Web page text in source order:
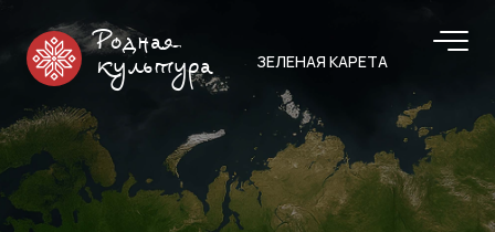
Родная
культура
ЗЕЛЕНАЯ КАРЕТА